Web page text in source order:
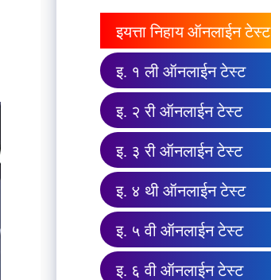
इयत्ता निहाय ऑनलाईन टेस्ट
इ. १ ली ऑनलाईन टेस्ट
इ. २ री ऑनलाईन टेस्ट
इ. ३ री ऑनलाईन टेस्ट
इ. ४ थी ऑनलाईन टेस्ट
इ. ५ वी ऑनलाईन टेस्ट
इ. ६ वी ऑनलाईन टेस्ट